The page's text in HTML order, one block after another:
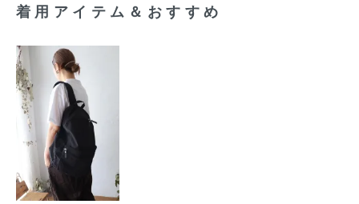
着用アイテム＆おすすめ